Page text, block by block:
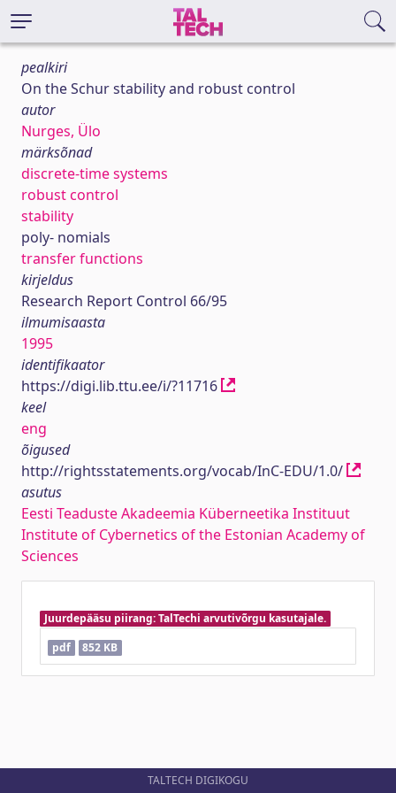
pealkiri
On the Schur stability and robust control
autor
Nurges, Ülo
märksõnad
discrete-time systems
robust control
stability
poly- nomials
transfer functions
kirjeldus
Research Report Control 66/95
ilmumisaasta
1995
identifikaator
https://digi.lib.ttu.ee/i/?11716
keel
eng
õigused
http://rightsstatements.org/vocab/InC-EDU/1.0/
asutus
Eesti Teaduste Akadeemia Küberneetika Instituut
Institute of Cybernetics of the Estonian Academy of
Sciences
Juurdepääsu piirang: TalTechi arvutivõrgu kasutajale.
pdf
852 KB
TALTECH DIGIKOGU